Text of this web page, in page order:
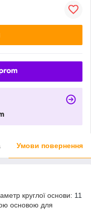
Умови повернення
круглої основи: 11
основою для